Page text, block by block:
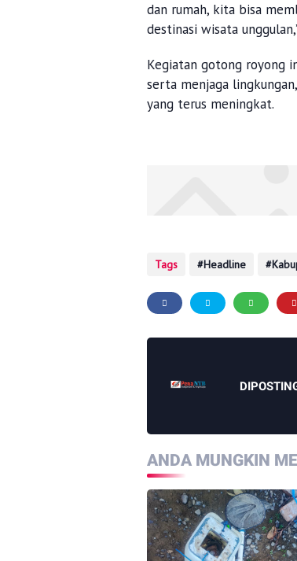
dan rumah, kita bisa
destinasi wisata
Kegiatan gotong royong
serta menjaga
yang terus meningkat.
Tags Headline
ANDA MUNGKIN